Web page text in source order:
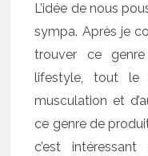
L’idée de nous
sympa. Après je
trouver ce
lifestyle, tout
musculation et
ce genre de
c’est